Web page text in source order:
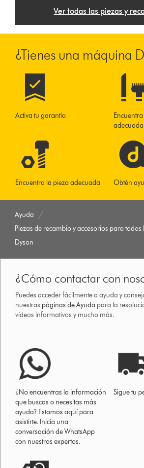
Ver todas las piezas y
¿Tienes una máquina
Activa tu garantía
adecuada
Encuentra la pieza adecuada Obtén
Ayuda
Piezas de recambio y accesorios para
Dyson
¿Cómo contactar con
Puedes acceder fácilmente a ayuda y
nuestras páginas de Ayuda para la
vídeos informativos y mucho más.
¿No encuentras la información
que buscas o necesitas más
ayuda? Estamos aquí para
asistirte. Inicia una
conversación de WhatsApp
con nuestros expertos.
Sigue tu